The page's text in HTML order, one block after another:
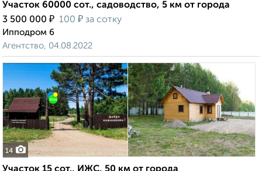
Участок 60000 сот., садоводство, 5 км от города
3 500 000 ₽ 100 ₽ за сотку
Ипподром 6
Агентство, 04.08.2022
14